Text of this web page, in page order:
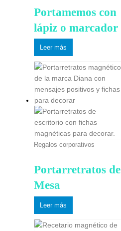
Portamemos con
lápiz o marcador
Leer más
Regalos corporativos
Portarretratos de
Mesa
Leer más